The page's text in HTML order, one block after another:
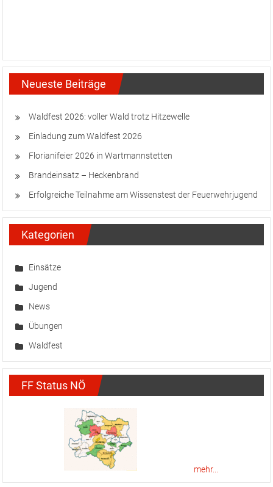
Kategorien
Einsätze
Jugend
News
Übungen
Waldfest
FF Status NÖ
Wetterwarnungen